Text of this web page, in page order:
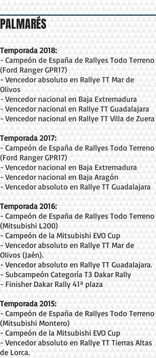
PALMARÉS
Temporada 2018:
- Campeón de España de Rallyes Todo Terreno
(Ford Ranger GPR17)
- Vencedor absoluto en Rallye TT Mar de
Olivos
- Vencedor nacional en Baja Extremadura
- Vencedor nacional en Rallye TT Guadalajara
- Vencedor nacional en Rallye TT Villa de Zuera
Temporada 2017:
- Campeón de España de Rallyes Todo Terreno
(Ford Ranger GPR17)
- Vencedor nacional en Baja Extremadura
- Vencedor nacional en Baja Aragón
- Vencedor absoluto en Rallye TT Guadalajara
Temporada 2016:
- Campeón de España de Rallyes Todo Terreno
(Mitsubishi L200)
- Campeón de la Mitsubishi EVO Cup
- Vencedor absoluto en Rallye TT Mar de
Olivos (Jaén).
- Vencedor absoluto en Rallye TT Guadalajara.
- Subcampeón Categoría T3 Dakar Rally
- Finisher Dakar Rally 41ª plaza
Temporada 2015:
- Campeón de España de Rallyes Todo Terreno
(Mitsubishi Montero)
- Campeón de la Mitsubishi EVO Cup
- Vencedor absoluto en Rallye TT Tierras Altas
de Lorca.